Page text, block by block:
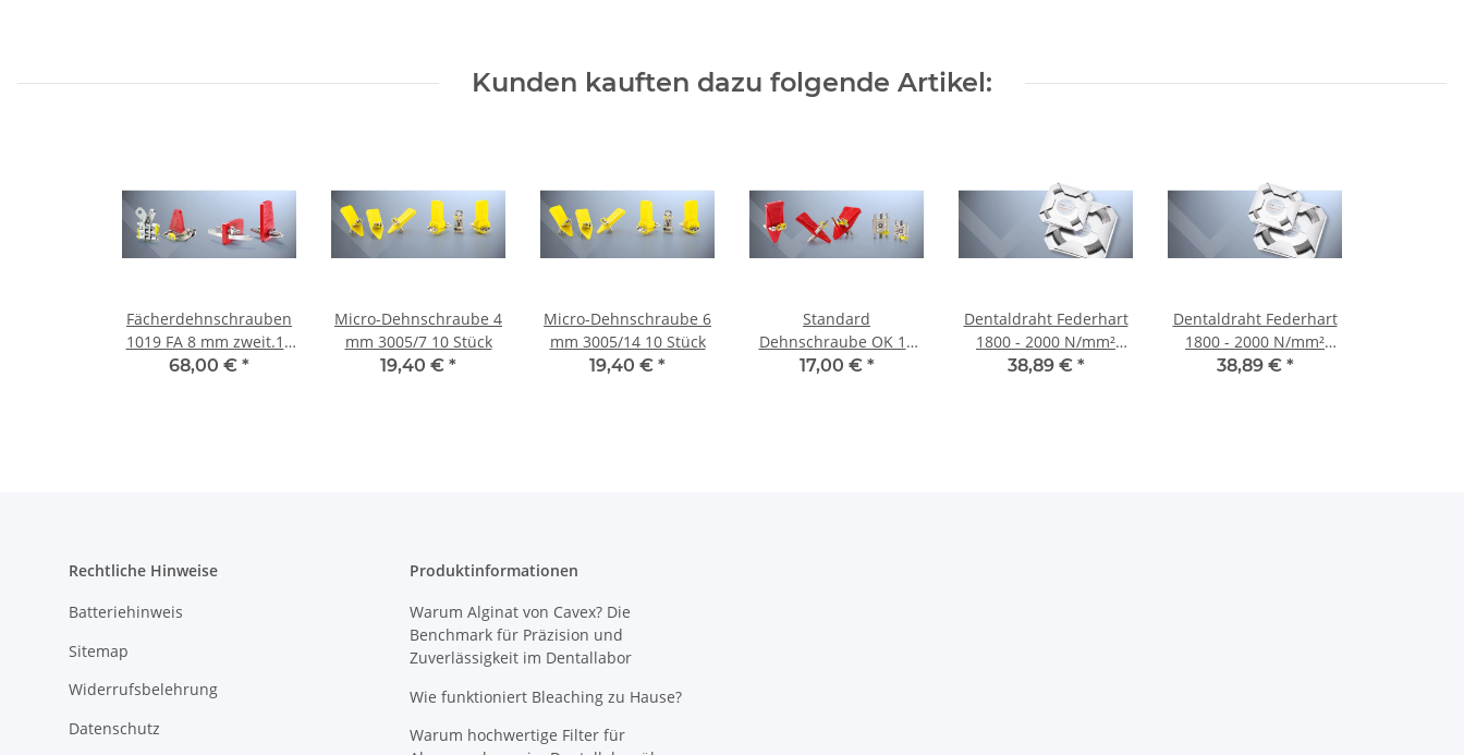
Kunden kauften dazu folgende Artikel:
Fächerdehnschrauben
1019 FA 8 mm zweit.10
Stück
68,00 € *
Micro-Dehnschraube 4
mm 3005/7 10 Stück
19,40 € *
Micro-Dehnschraube 6
mm 3005/14 10 Stück
19,40 € *
Standard
Dehnschraube OK 10
Stück 1006 A-10 5 mm
17,00 € *
Dentaldraht Federhart
1800 - 2000 N/mm²
500g 0,7 mm
38,89 € *
Dentaldraht Federhart
1800 - 2000 N/mm²
500g 0,8 mm
38,89 € *
Rechtliche Hinweise
Batteriehinweis
Sitemap
Widerrufsbelehrung
Datenschutz
Produktinformationen
Warum Alginat von Cavex? Die
Benchmark für Präzision und
Zuverlässigkeit im Dentallabor
Wie funktioniert Bleaching zu Hause?
Warum hochwertige Filter für